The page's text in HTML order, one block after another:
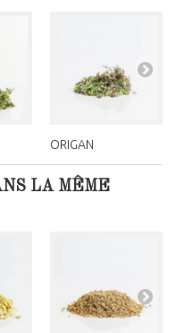
ORIGAN
LA MÊME